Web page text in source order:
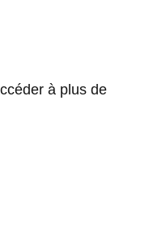
à plus de